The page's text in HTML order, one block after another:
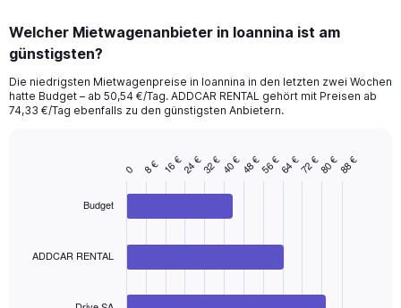
Range:
91
The
chart
to
Welcher Mietwagenanbieter in Ioannina ist am
günstigsten?
Die niedrigsten Mietwagenpreise in Ioannina in den letzten zwei Wochen
hatte Budget – ab 50,54 €/Tag. ADDCAR RENTAL gehört mit Preisen ab
74,33 €/Tag ebenfalls zu den günstigsten Anbietern.
The
Budget
ADDCAR RENTAL
0 24 € 48 € 72 €
8 € 16 € 32 €40 € 56 €64 € 80 €88 €